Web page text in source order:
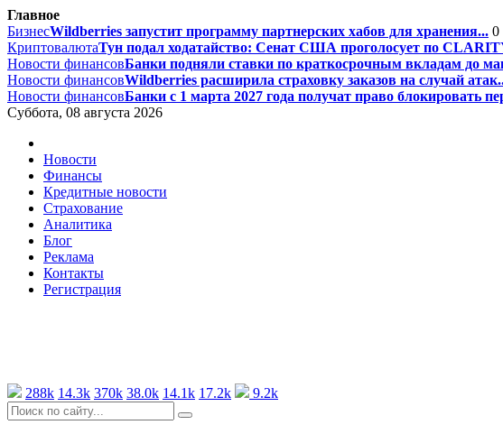
Главное
БизнесWildberries запустит программу партнерских хабов для хранения... 0
КриптовалютаТун подал ходатайство: Сенат США проголосует по
Новости финансовБанки подняли ставки по краткосрочным вкладам до
Новости финансовWildberries расширила страховку заказов на случай
Новости финансовБанки с 1 марта 2027 года получат право блокировать
Суббота, 08 августа 2026
Новости
Финансы
Кредитные новости
Страхование
Аналитика
Блог
Реклама
Контакты
Регистрация
288k 14.3k 370k 38.0k 14.1k 17.2k 9.2k